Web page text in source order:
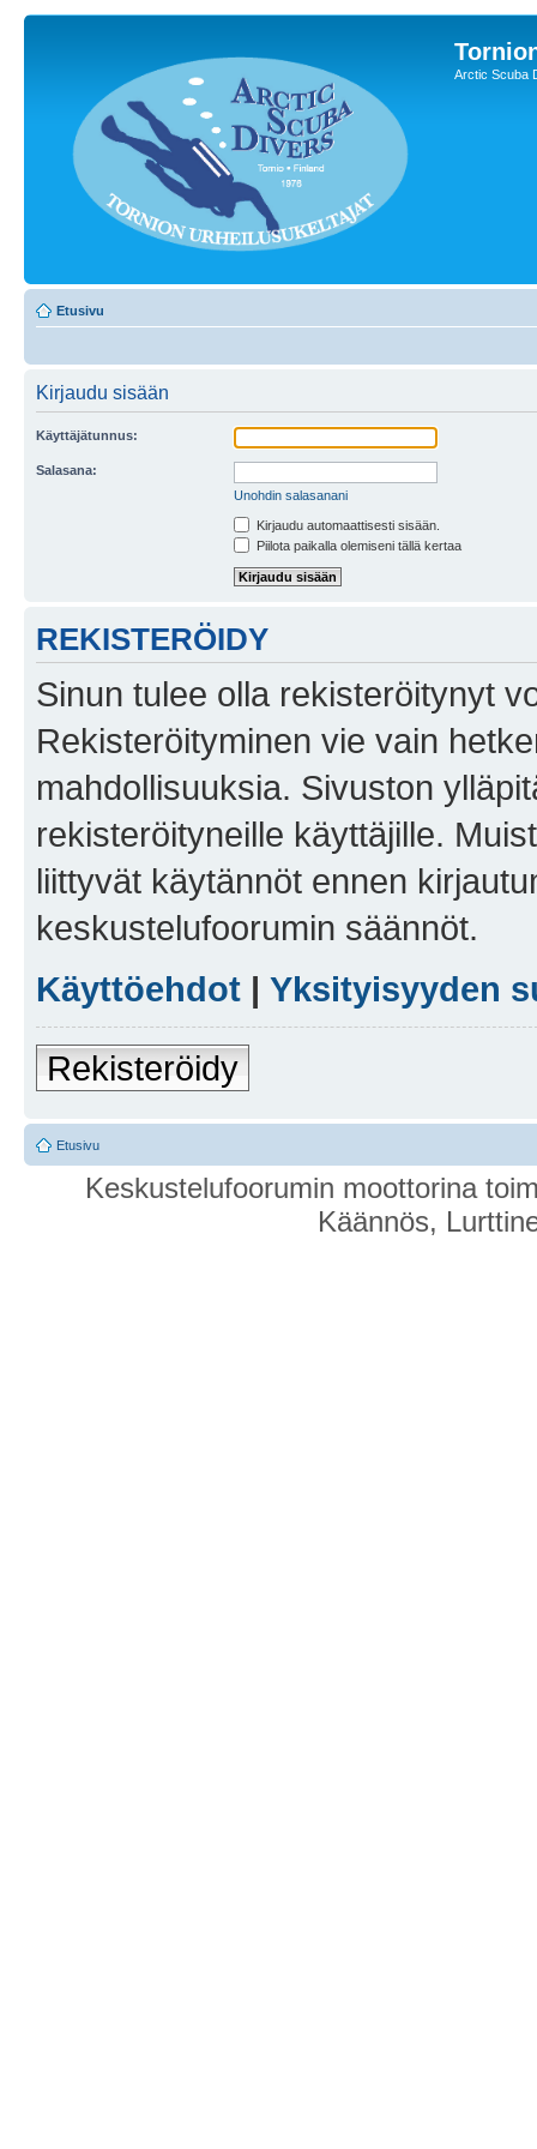
Arctic Scuba
Etusivu
Kirjaudu sisään
Käyttäjätunnus:
Salasana:
Unohdin salasanani
Kirjaudu automaattisesti sisään.
Piilota paikalla olemiseni tällä kertaa
REKISTERÖIDY
Sinun tulee olla rekisteröitynyt
Rekisteröityminen vie vain
mahdollisuuksia. Sivuston
rekisteröityneille käyttäjille.
liittyvät käytännöt ennen
keskustelufoorumin säännöt.
Käyttöehdot | Yksityisyyden
Rekisteröidy
Etusivu
Keskustelufoorumin moottorina
Käännös,